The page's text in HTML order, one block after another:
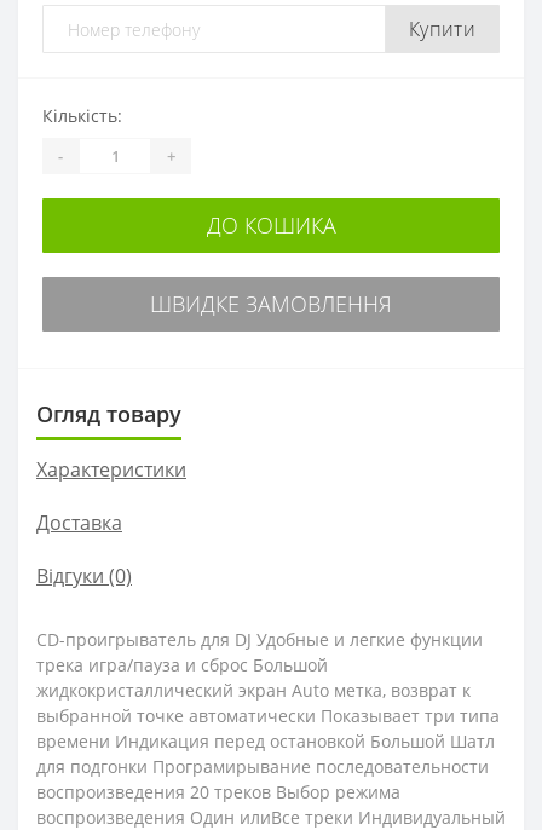
Купити
Кількість:
- +
ДО КОШИКА
ШВИДКЕ ЗАМОВЛЕННЯ
Огляд товару
Характеристики
Доставка
Відгуки (0)
CD-проигрыватель для DJ Удобные и легкиe функции
трека игра/пауза и сброс Большой
жидкокристаллический экран Auto метка, возврат к
выбранной точке автоматически Показывает три типа
времени Индикация перед остановкой Большой Шатл
для подгонки Програмирывание последовательности
воспроизведения 20 треков Выбор режима
воспроизведения Один илиВсе треки Индивидуальный